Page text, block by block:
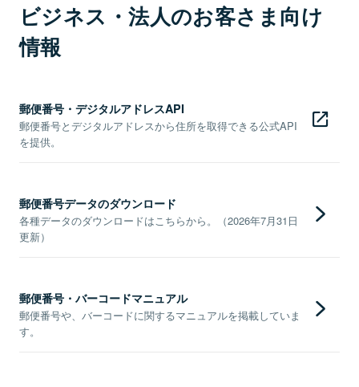
ビジネス・法人のお客さま向け
情報
郵便番号・デジタルアドレスAPI
郵便番号とデジタルアドレスから住所を取得できる公式API
を提供。
郵便番号データのダウンロード
各種データのダウンロードはこちらから。（2026年7月31日
更新）
郵便番号・バーコードマニュアル
郵便番号や、バーコードに関するマニュアルを掲載していま
す。